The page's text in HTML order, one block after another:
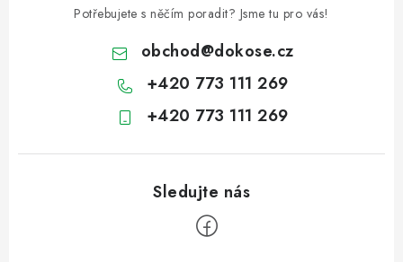
Potřebujete s něčím poradit? Jsme tu pro vás!
obchod@dokose.cz
+420 773 111 269
+420 773 111 269